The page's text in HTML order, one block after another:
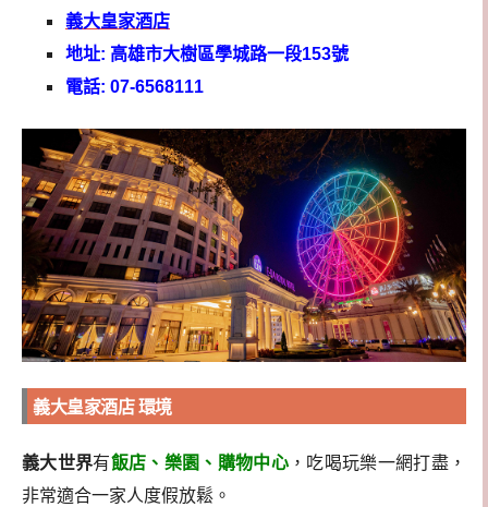
義大皇家酒店
地址: 高雄市大樹區學城路一段153號
電話: 07-6568111
義大皇家酒店 環境
義大世界有飯店、樂園、購物中心 ，吃喝玩樂一網打盡，
非常適合一家人度假放鬆。